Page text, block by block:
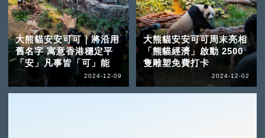
大熊貓安安可可｜將沿用
舊名字 寓意香港穩定平
「安」凡事皆「可」能
2024-12-09
大熊貓安安可可周末亮相
「熊貓經濟」啟動 2500
隻雕塑免費打卡
2024-12-02